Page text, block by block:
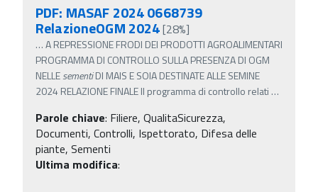
PDF: MASAF 2024 0668739
RelazioneOGM 2024[28%]
…A REPRESSIONE FRODI DEI PRODOTTI AGROALIMENTARI
PROGRAMMA DI CONTROLLO SULLA PRESENZA DI OGM
NELLEsementiDI MAIS E SOIA DESTINATE ALLE SEMINE
2024 RELAZIONE FINALE Il programma di controllo relati …
Parole chiave: Filiere, QualitaSicurezza,
Documenti, Controlli, Ispettorato, Difesa delle
piante, Sementi
Ultima modifica: